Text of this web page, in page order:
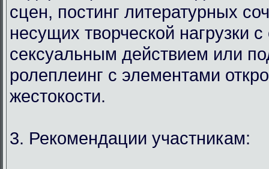
сцен, постинг литературных
несущих творческой нагрузки
сексуальным действием или
ролеплеинг с элементами
жестокости.
3. Рекомендации участникам: